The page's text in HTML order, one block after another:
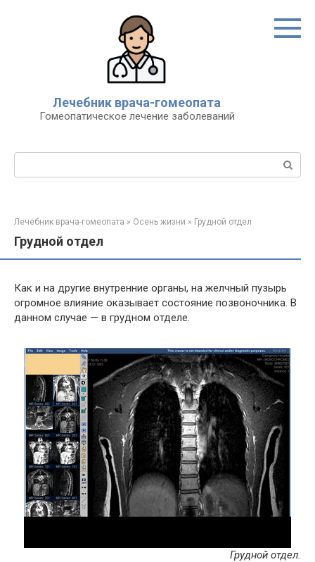
Лечебник врача-гомеопата
Гомеопатическое лечение заболеваний
Поиск:
Лечебник врача-гомеопата » Осень жизни » Грудной отдел
Грудной отдел
Как и на другие внутренние органы, на желчный пузырь
огромное влияние оказывает состояние позвоночника. В
данном случае — в грудном отделе.
Грудной отдел.